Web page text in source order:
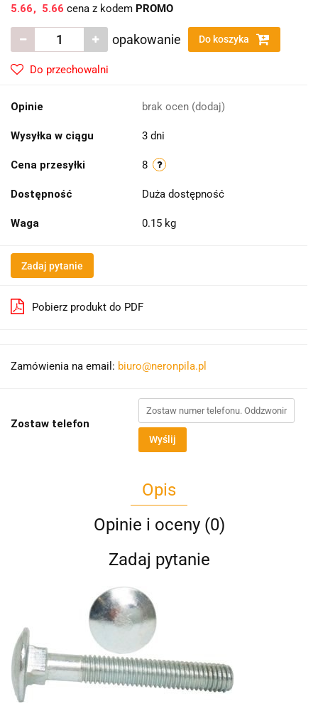
5.66 5.66 cena z kodem PROMO
opakowanie Do koszyka
Do przechowalni
Opinie brak ocen (dodaj)
Wysyłka w ciągu 3 dni
Cena przesyłki 8
Dostępność Duża dostępność
Waga 0.15 kg
Zadaj pytanie
Pobierz produkt do PDF
Zamówienia na email: biuro@neronpila.pl
Zostaw telefon
Wyślij
Opis
Opinie i oceny (0)
Zadaj pytanie